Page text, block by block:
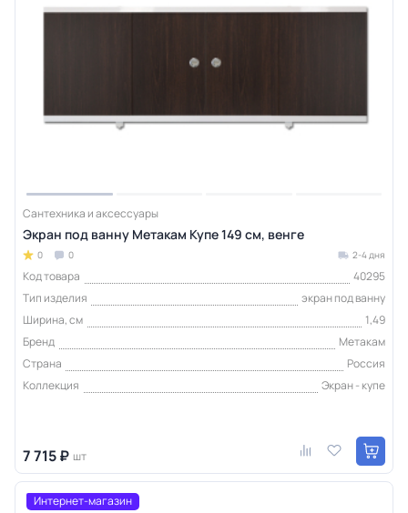
Сантехника и аксессуары
Экран под ванну Метакам Купе 149 см, венге
0 0 2-4 дня
Код товара
40295
Тип изделия
экран под ванну
Ширина, см
1,49
Бренд
Метакам
Страна
Россия
Коллекция
Экран - купе
7 715 ₽ шт
Интернет-магазин